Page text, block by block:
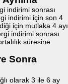
indirimi sonrası
indirimi için son 4
için mutlaka 4 ayı
indirimi sonrası
süresine
Sonra
olarak 3 ile 6 ay